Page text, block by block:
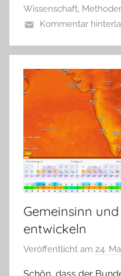
Wissenschaft,
Kommentar
Gemeinsinn
entwickeln
Veröffentlicht am 24.